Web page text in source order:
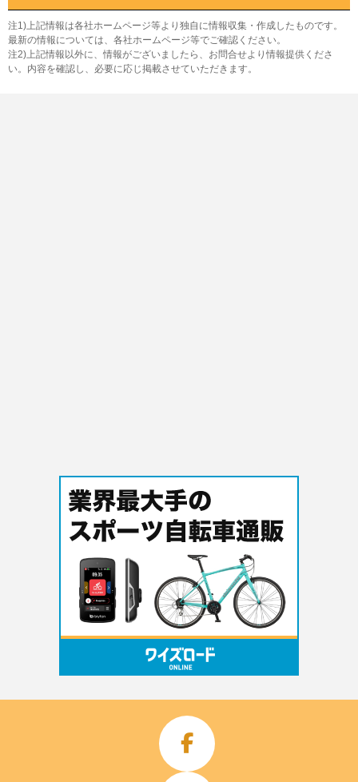
注1)上記情報は各社ホームページ等より独自に情報収集・作成したものです。
最新の情報については、各社ホームページ等でご確認ください。
注2)上記情報以外に、情報がございましたら、お問合せより情報提供くださ
い。内容を確認し、必要に応じ掲載させていただきます。